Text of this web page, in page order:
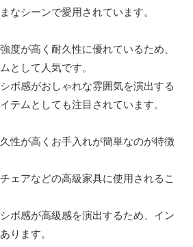
なシーンで愛用されています。
度が高く耐久性に優れているため、
として人気です。
ボ感がおしゃれな雰囲気を演出する
テムとしても注目されています。
性が高くお手入れが簡単なのが特徴
ェアなどの高級家具に使用されるこ
ボ感が高級感を演出するため、イン
ります。